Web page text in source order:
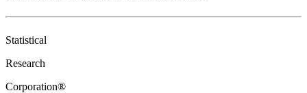
Statistical
Research
Corporation®